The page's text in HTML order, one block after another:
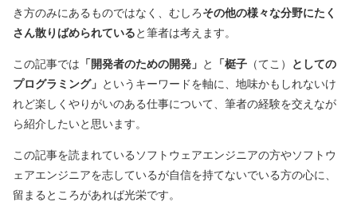
き方のみにあるものではなく、むしろその他の様々な分野にたく
さん散りばめられていると筆者は考えます。
この記事では 「開発者のための開発」 と 「梃子 （てこ）
としての
プログラミング」 というキーワードを軸に、地味かもしれないけ
れど楽しくやりがいのある仕事について、筆者の経験を交えなが
ら紹介したいと思います。
この記事を読まれているソフトウェアエンジニアの方やソフトウ
ェアエンジニアを志しているが自信を持てないでいる方の心に、
留まるところがあれば光栄です。